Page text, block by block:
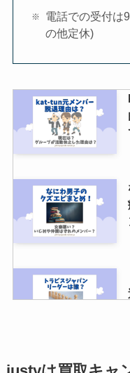
電話での受付は
の他定休)